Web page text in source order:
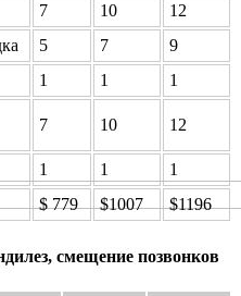
7 10
12
5 7
9
1 1
1
7 10 12
1 1
1
$ 779 $1007 $1196
смещение позвонков